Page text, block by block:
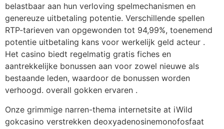
belastbaar aan hun verloving spelmechanismen en
genereuze uitbetaling potentie. Verschillende spellen
RTP-tarieven van opgewonden tot 94,99%, toenemend
potentie uitbetaling kans voor werkelijk geld acteur .
Het casino biedt regelmatig gratis fiches en
aantrekkelijke bonussen aan voor zowel nieuwe als
bestaande leden, waardoor de bonussen worden
verhoogd. overall gokken ervaren .
Onze grimmige narren-thema internetsite at iWild
gokcasino verstrekken deoxyadenosinemonofosfaat